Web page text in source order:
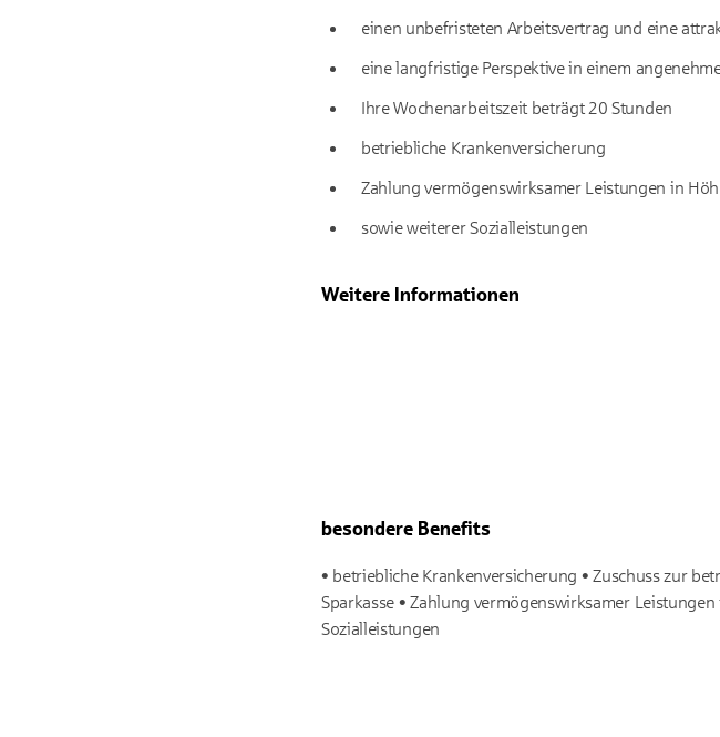
einen unbefristeten Arbeitsvertrag und eine
eine langfristige Perspektive in einem
Ihre Wochenarbeitszeit beträgt 20 Stunden
betriebliche Krankenversicherung
Zahlung vermögenswirksamer Leistungen in
sowie weiterer Sozialleistungen
Weitere Informationen
besondere Benefits
• betriebliche Krankenversicherung • Zuschuss zur
Sparkasse • Zahlung vermögenswirksamer
Sozialleistungen